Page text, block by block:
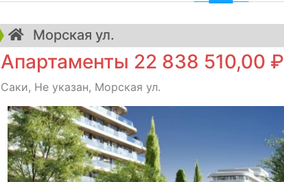
Морская ул.
Апартаменты 22 838 510,00 ₽
Саки, Не указан, Морская ул.